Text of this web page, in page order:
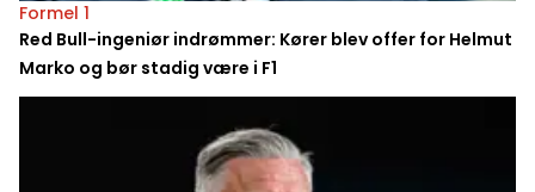
Formel 1
Red Bull-ingeniør indrømmer: Kører blev offer for Helmut
Marko og bør stadig være i F1